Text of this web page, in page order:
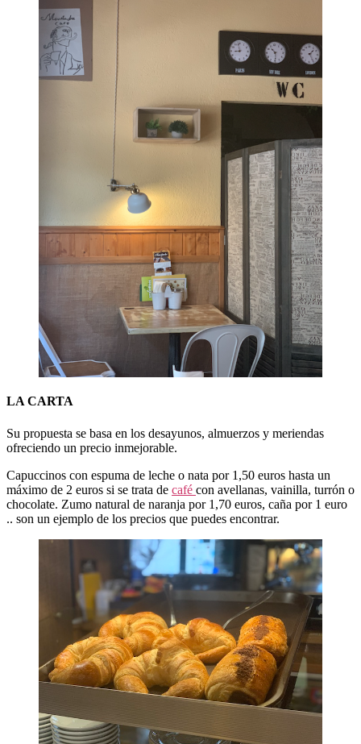
LA CARTA
Su propuesta se basa en los desayunos, almuerzos y meriendas
ofreciendo un precio inmejorable.
Capuccinos con espuma de leche o nata por 1,50 euros hasta un
máximo de 2 euros si se trata de café con avellanas, vainilla, turrón o
chocolate. Zumo natural de naranja por 1,70 euros, caña por 1 euro
.. son un ejemplo de los precios que puedes encontrar.